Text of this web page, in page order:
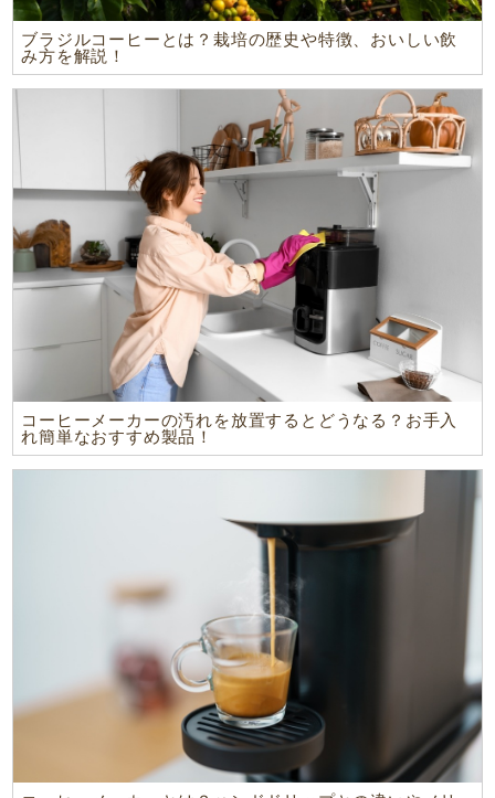
ブラジルコーヒーとは？栽培の歴史や特徴、おいしい飲
み方を解説！
コーヒーメーカーの汚れを放置するとどうなる？お手入
れ簡単なおすすめ製品！